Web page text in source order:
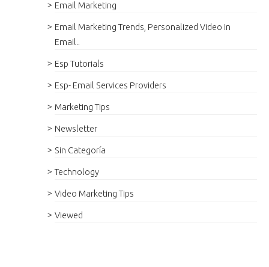
Email Marketing
Email Marketing Trends, Personalized Video In
Email..
Esp Tutorials
Esp- Email Services Providers
Marketing Tips
Newsletter
Sin Categoría
Technology
Video Marketing Tips
Viewed